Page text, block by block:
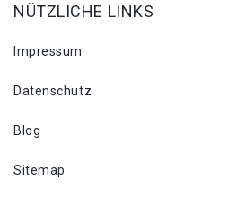
NÜTZLICHE LINKS
Impressum
Datenschutz
Blog
Sitemap